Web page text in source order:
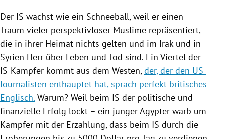
Der IS wächst wie ein Schneeball, weil er einen
Traum vieler perspektivloser Muslime repräsentiert,
die in ihrer Heimat nichts gelten und im Irakund in
Syrien Herr über Leben und Tod sind. Ein Viertel der
IS-Kämpfer kommt aus dem Westen,der, der den US-
Journalisten enthauptet hat, sprach perfekt britisches
Englisch. Warum? Weil beim IS der politische und
finanzielle Erfolg lockt – ein junger Ägypter warb um
Kämpfer mit der Erzählung, dass beim IS durch die